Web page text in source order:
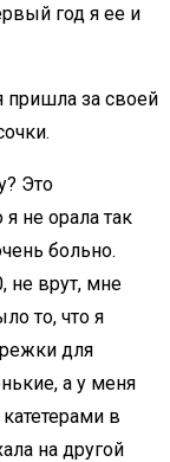
год я ее и
пришла за своей
Это
не орала так
больно.
не врут, мне
то, что я
для
а у меня
в
на другой